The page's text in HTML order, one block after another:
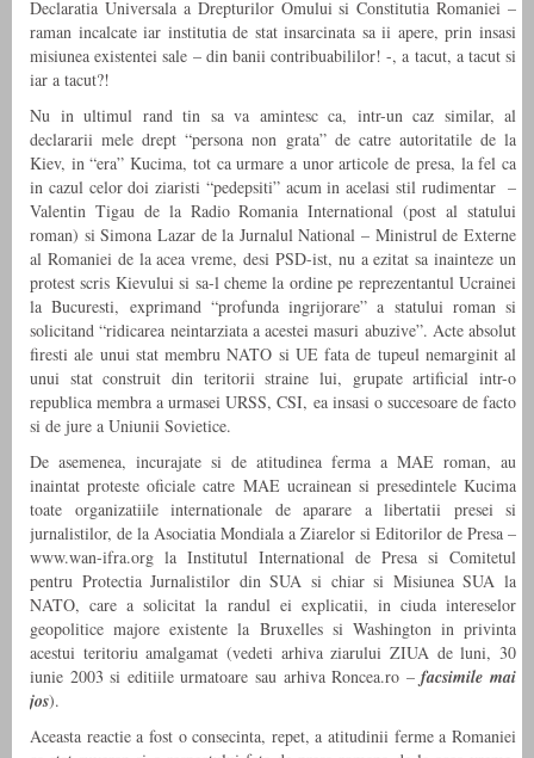
Declaratia Universala a Drepturilor Omului si Constitutia Romaniei –
raman incalcate iar institutia de stat insarcinata sa ii apere, prin insasi
misiunea existentei sale – din banii contribuabililor! -, a tacut, a tacut si
iar a tacut?!
Nu in ultimul rand tin sa va amintesc ca, intr-un caz similar, al
declararii mele drept “persona non grata” de catre autoritatile de la
Kiev, in “era” Kucima, tot ca urmare a unor articole de presa, la fel ca
in cazul celor doi ziaristi “pedepsiti” acum in acelasi stil rudimentar –
Valentin Tigau de la Radio Romania International (post al statului
roman) si Simona Lazar de la Jurnalul National – Ministrul de Externe
al Romaniei de la acea vreme, desi PSD-ist, nu a ezitat sa inainteze un
protest scris Kievului si sa-l cheme la ordine pe reprezentantul Ucrainei
la Bucuresti, exprimand “profunda ingrijorare” a statului roman si
solicitand “ridicarea neintarziata a acestei masuri abuzive”. Acte absolut
firesti ale unui stat membru NATO si UE fata de tupeul nemarginit al
unui stat construit din teritorii straine lui, grupate artificial intr-o
republica membra a urmasei URSS, CSI, ea insasi o succesoare de facto
si de jure a Uniunii Sovietice.
De asemenea, incurajate si de atitudinea ferma a MAE roman, au
inaintat proteste oficiale catre MAE ucrainean si presedintele Kucima
toate organizatiile internationale de aparare a libertatii presei si
jurnalistilor, de la Asociatia Mondiala a Ziarelor si Editorilor de Presa –
www.wan-ifra.org la Institutul International de Presa si Comitetul
pentru Protectia Jurnalistilor din SUA si chiar si Misiunea SUA la
NATO, care a solicitat la randul ei explicatii, in ciuda intereselor
geopolitice majore existente la Bruxelles si Washington in privinta
acestui teritoriu amalgamat (vedeti arhiva ziarului ZIUA de luni, 30
iunie 2003 si editiile urmatoare sau arhiva Roncea.ro – facsimile mai
jos).
Aceasta reactie a fost o consecinta, repet, a atitudinii ferme a Romaniei